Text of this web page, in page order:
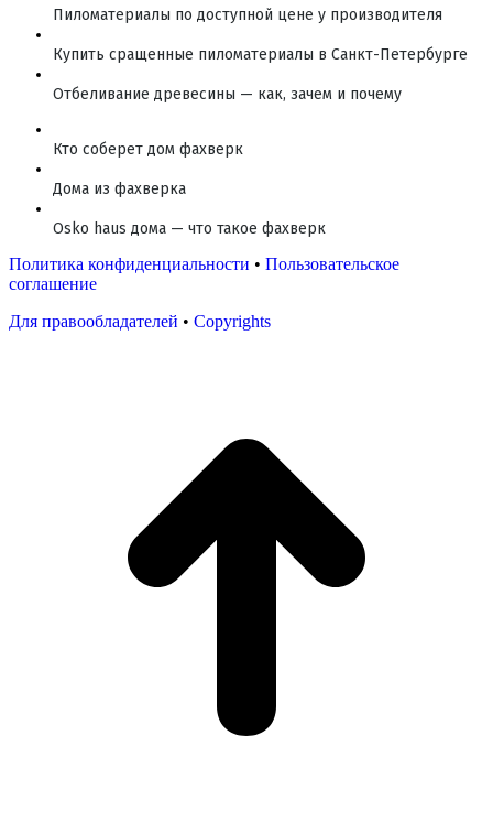
Пиломатериалы по доступной цене у производителя
Купить сращенные пиломатериалы в Санкт-Петербурге
Отбеливание древесины — как, зачем и почему
Кто соберет дом фахверк
Дома из фахверка
Osko haus дома — что такое фахверк
Политика конфиденциальности • Пользовательское
соглашение
Для правообладателей • Copyrights